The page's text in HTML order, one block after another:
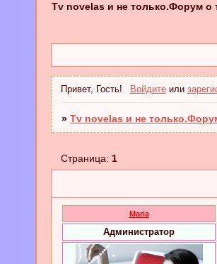
Tv novelas и не только.Форум о
Привет, Гость! Войдитеили
»Tv novelas и не
Страница:1
Maria
Администратор